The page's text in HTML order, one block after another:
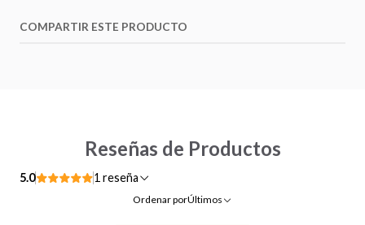
COMPARTIR ESTE PRODUCTO
Reseñas de Productos
5.0 1 reseña
Ordenar porÚltimos